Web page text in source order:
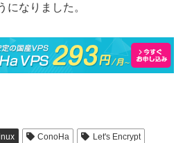
になりました。
ConoHa Let's Encrypt